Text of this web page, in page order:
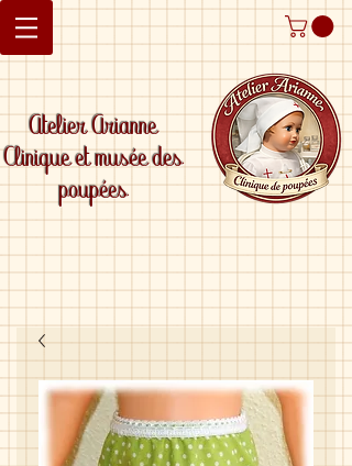
Atelier Arianne
Clinique et musée des
poupées